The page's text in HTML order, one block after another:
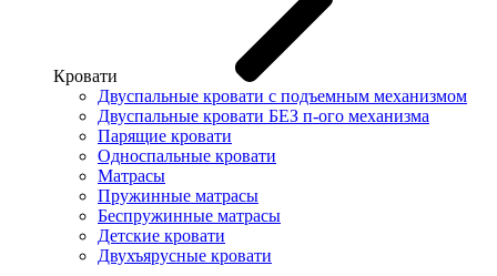
Кровати
Двуспальные кровати с подъемным механизмом
Двуспальные кровати БЕЗ п-ого механизма
Парящие кровати
Односпальные кровати
Матрасы
Пружинные матрасы
Беспружинные матрасы
Детские кровати
Двухъярусные кровати